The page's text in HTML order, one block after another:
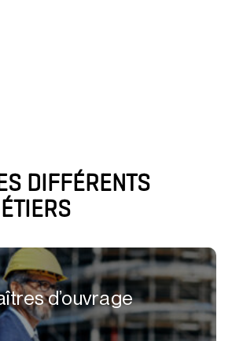
DIFFÉRENTS
d’ouvrage